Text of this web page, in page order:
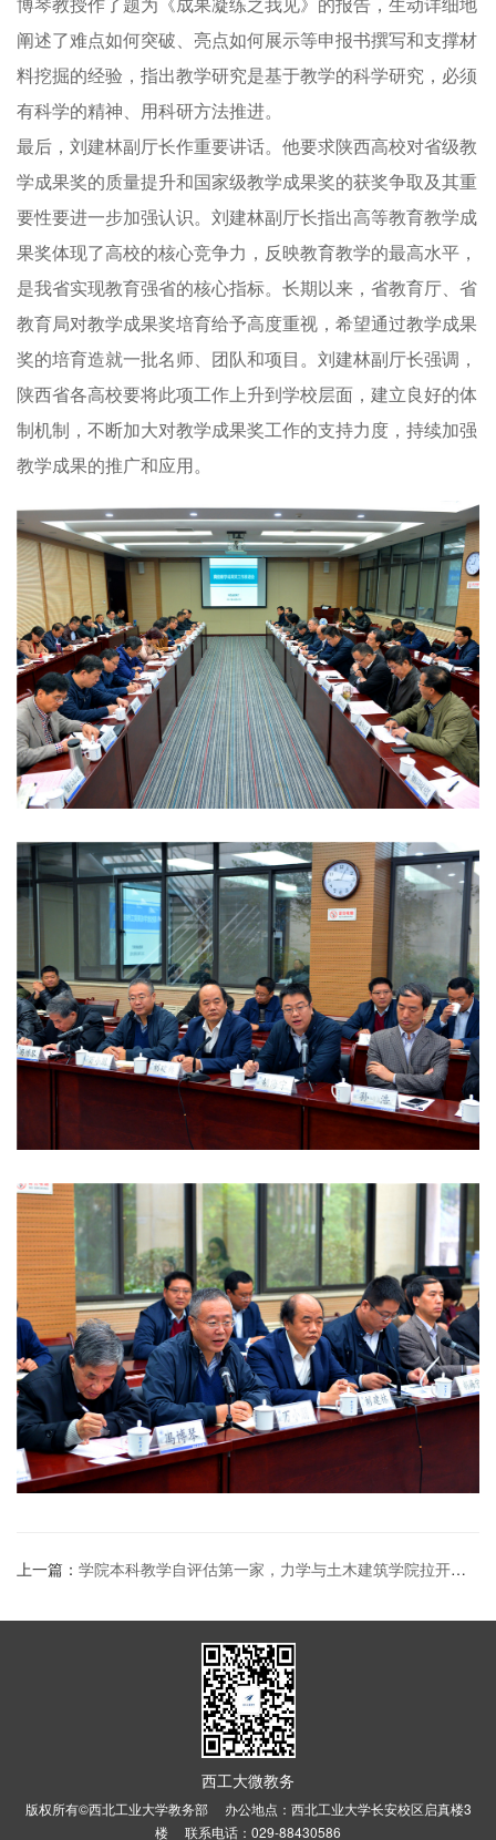
博琴教授作了题为《成果凝练之我见》的报告，生动详细地
阐述了难点如何突破、亮点如何展示等申报书撰写和支撑材
料挖掘的经验，指出教学研究是基于教学的科学研究，必须
有科学的精神、用科研方法推进。
最后，刘建林副厅长作重要讲话。他要求陕西高校对省级教
学成果奖的质量提升和国家级教学成果奖的获奖争取及其重
要性要进一步加强认识。刘建林副厅长指出高等教育教学成
果奖体现了高校的核心竞争力，反映教育教学的最高水平，
是我省实现教育强省的核心指标。长期以来，省教育厅、省
教育局对教学成果奖培育给予高度重视，希望通过教学成果
奖的培育造就一批名师、团队和项目。刘建林副厅长强调，
陕西省各高校要将此项工作上升到学校层面，建立良好的体
制机制，不断加大对教学成果奖工作的支持力度，持续加强
教学成果的推广和应用。
上一篇： 学院本科教学自评估第一家，力学与土木建筑学院拉开学校评估月大幕
西工大微教务
版权所有©西北工业大学教务部 办公地点：西北工业大学长安校区启真楼3
楼 联系电话：029-88430586